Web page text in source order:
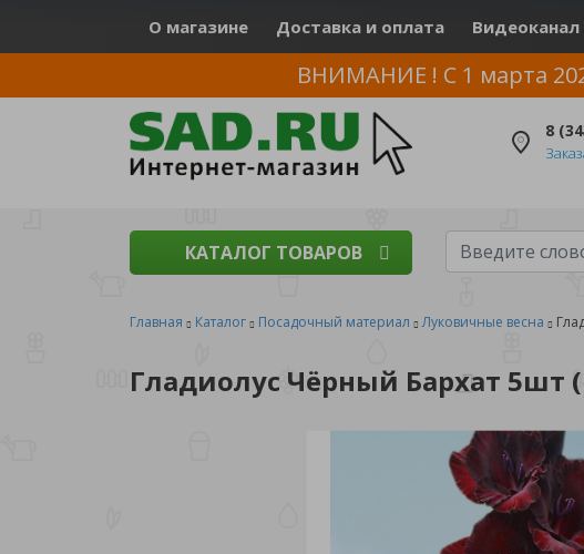
О магазине Доставка и оплата Видеоканал
ВНИМАНИЕ ! С 1 марта
8
КАТАЛОГ ТОВАРОВ
Главная Каталог Посадочный материал Луковичные весна
Гладиолус Чёрный Бархат 5шт